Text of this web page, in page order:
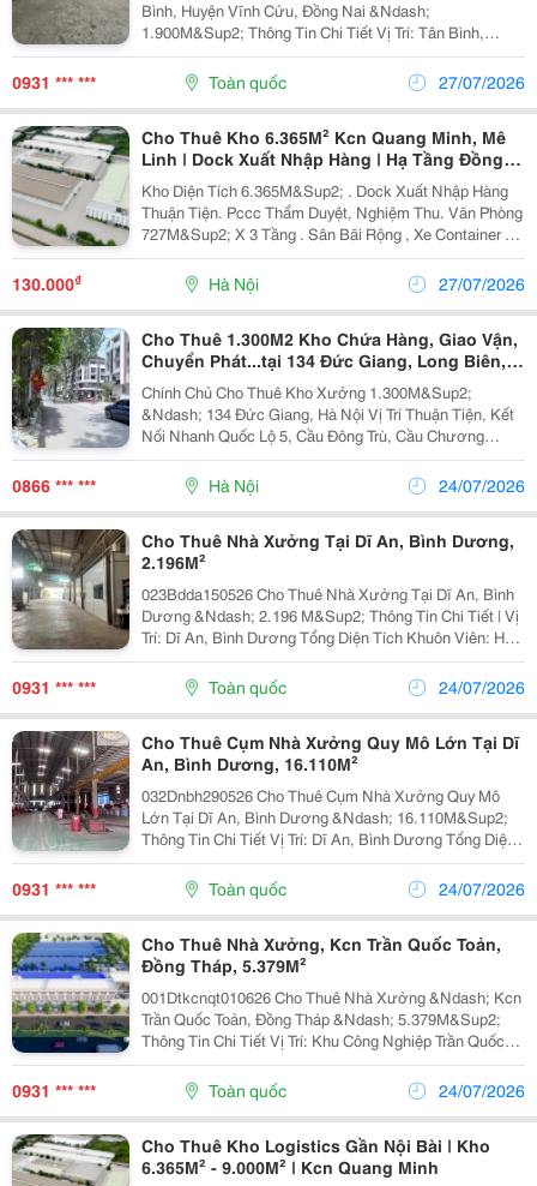
Bình, Huyện Vĩnh Cửu, Đồng Nai &Ndash;
1.900M&Sup2; Thông Tin Chi Tiết Vị Trí: Tân Bình,
Huyện Vĩnh Cửu, Đồng Nai Tổng Diện Tích Khuôn Viên:
2.600M&Sup2; Diện Tích Sử Dụng Tổng Diện Tích Xây
Dựng:...
0931 *** *** Toàn quốc 27/07/2026
Cho Thuê Kho 6.365M² Kcn Quang Minh, Mê
Linh | Dock Xuất Nhập Hàng | Hạ Tầng Đồng
Bộ
Kho Diện Tích 6.365M&Sup2; . Dock Xuất Nhập Hàng
Thuận Tiện. Pccc Thẩm Duyệt, Nghiệm Thu. Văn Phòng
727M&Sup2; X 3 Tầng . Sân Bãi Rộng , Xe Container 40
Feet Hoạt Động 24/7. Kcn Quang Minh, Mê Linh , Gần
Sân Bay Nội Bài....
130.000₫ Hà Nội 27/07/2026
Cho Thuê 1.300M2 Kho Chứa Hàng, Giao Vận,
Chuyển Phát...tại 134 Đức Giang, Long Biên,
Hà Nội
Chính Chủ Cho Thuê Kho Xưởng 1.300M&Sup2;
&Ndash; 134 Đức Giang, Hà Nội Vị Trí Thuận Tiện, Kết
Nối Nhanh Quốc Lộ 5, Cầu Đông Trù, Cầu Chương
Dương, Thuận Lợi Vận Chuyển Hàng Hóa. ✅ Diện Tích:
1.300M&Sup2; ✅ Giá Thuê: 100 Triệu/Tháng ✅ Trần
0866 *** *** Hà Nội 24/07/2026
Cho Thuê Nhà Xưởng Tại Dĩ An, Bình Dương,
2.196M²
023Bdda150526 Cho Thuê Nhà Xưởng Tại Dĩ An, Bình
Dương &Ndash; 2.196 M&Sup2; Thông Tin Chi Tiết | Vị
Trí: Dĩ An, Bình Dương Tổng Diện Tích Khuôn Viên: Hơn
2.500M&Sup2; Diện Tích Sử Dụng Tổng Diện Tích Xây
Dựng: 2.196 M&Sup2; &Bull; Diện Tích...
0931 *** *** Toàn quốc 24/07/2026
Cho Thuê Cụm Nhà Xưởng Quy Mô Lớn Tại Dĩ
An, Bình Dương, 16.110M²
032Dnbh290526 Cho Thuê Cụm Nhà Xưởng Quy Mô
Lớn Tại Dĩ An, Bình Dương &Ndash; 16.110M&Sup2;
Thông Tin Chi Tiết Vị Trí: Dĩ An, Bình Dương Tổng Diện
Tích Khuôn Viên: Hơn 20.000M&Sup2; Diện Tích Sử
Dụng Tổng Diện Tích Nhà Xưởng: 16.110M&Sup2; ...
0931 *** *** Toàn quốc 24/07/2026
Cho Thuê Nhà Xưởng, Kcn Trần Quốc Toản,
Đồng Tháp, 5.379M²
001Dtkcnqt010626 Cho Thuê Nhà Xưởng &Ndash; Kcn
Trần Quốc Toản, Đồng Tháp &Ndash; 5.379M&Sup2;
Thông Tin Chi Tiết Vị Trí: Khu Công Nghiệp Trần Quốc
Toản, Phường Mỹ Ngãi, Tỉnh Đồng Tháp Tổng Diện Tích
Khuôn Viên: 9.796M&Sup2; Diện Tích Sử Dụng...
0931 *** *** Toàn quốc 24/07/2026
Cho Thuê Kho Logistics Gần Nội Bài | Kho
6.365M² - 9.000M² | Kcn Quang Minh